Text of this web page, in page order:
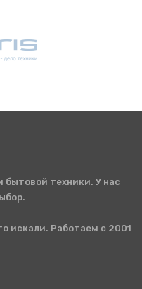
бытовой техники. У нас
искали. Работаем с 2001